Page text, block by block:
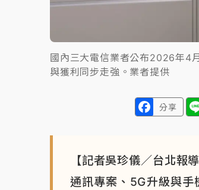
國內三大電信業者公布2026年4
與獲利同步走強。業者提供
分享
【記者吳珍儀／台北
通訊專案、5G升級與